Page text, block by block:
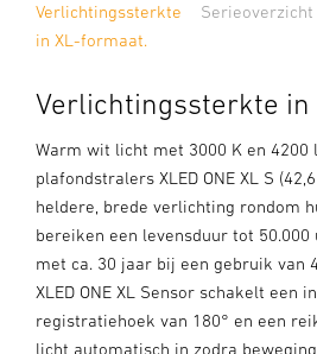
Verlichtingssterkte
in XL-formaat.
Serieoverzicht
Verlichtingssterkte in
Warm wit licht met 3000 K en 4200
plafondstralers XLED ONE XL S
heldere, brede verlichting rondom
bereiken een levensduur tot
met ca. 30 jaar bij een gebruik van
XLED ONE XL Sensor schakelt een
registratiehoek van 180° en een
licht automatisch in zodra